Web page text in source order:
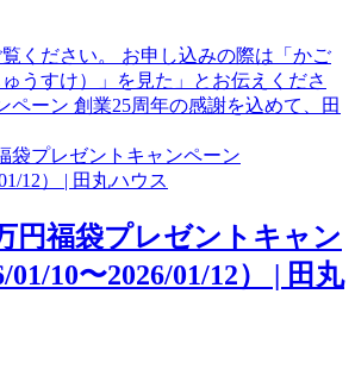
ください。 お申し込みの際は「かご
うすけ）」を見た」とお伝えくださ
ペーン 創業25周年の感謝を込めて、田
円福袋プレゼントキャン
10〜2026/01/12） | 田丸